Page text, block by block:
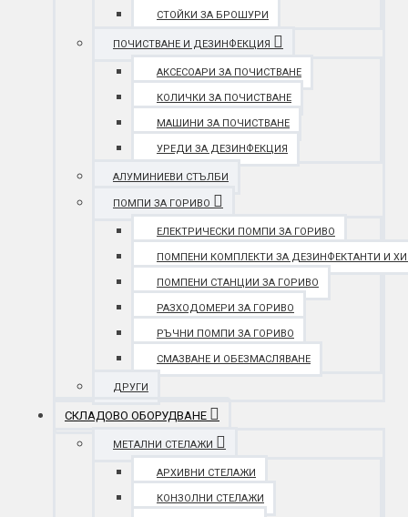
СТОЙКИ ЗА БРОШУРИ
ПОЧИСТВАНЕ И ДЕЗИНФЕКЦИЯ
АКСЕСОАРИ ЗА ПОЧИСТВАНЕ
КОЛИЧКИ ЗА ПОЧИСТВАНЕ
МАШИНИ ЗА ПОЧИСТВАНЕ
УРЕДИ ЗА ДЕЗИНФЕКЦИЯ
АЛУМИНИЕВИ СТЪЛБИ
ПОМПИ ЗА ГОРИВО
ЕЛЕКТРИЧЕСКИ ПОМПИ ЗА ГОРИВО
ПОМПЕНИ КОМПЛЕКТИ ЗА ДЕЗИНФЕКТАНТИ И
ПОМПЕНИ СТАНЦИИ ЗА ГОРИВО
РАЗХОДОМЕРИ ЗА ГОРИВО
РЪЧНИ ПОМПИ ЗА ГОРИВО
СМАЗВАНЕ И ОБЕЗМАСЛЯВАНЕ
ДРУГИ
СКЛАДОВО ОБОРУДВАНЕ
МЕТАЛНИ СТЕЛАЖИ
АРХИВНИ СТЕЛАЖИ
КОНЗОЛНИ СТЕЛАЖИ